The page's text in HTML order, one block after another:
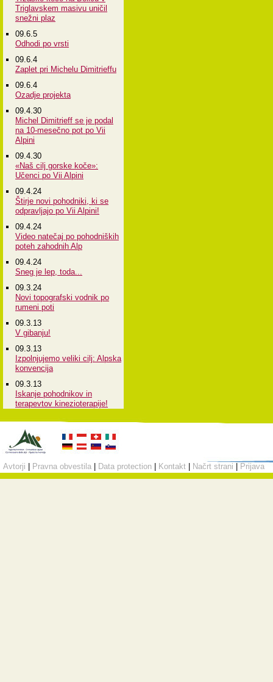
Triglavskem masivu uničil
snežni plaz
09.6.5
Odhodi po vrsti
09.6.4
Zaplet pri Michelu Dimitrieffu
09.6.4
Ozadje projekta
09.4.30
Michel Dimitrieff se je podal
na 10-mesečno pot po Vii
Alpini
09.4.30
«Naš cilj gorske koče»:
Učenci po Vii Alpini
09.4.24
Štirje novi pohodniki, ki se
odpravljajo po Vii Alpini!
09.4.24
Video natečaj po pohodniških
poteh zahodnih Alp
09.4.24
Sneg je lep, toda...
09.3.24
Novi topografski vodnik po
rumeni poti
09.3.13
V gibanju!
09.3.13
Izpolnjujemo veliki cilj: Alpska
konvencija
09.3.13
Iskanje pohodnikov in
terapevtov kinezioterapije!
Avtorji Pravna obvestila Data protection Kontakt Načrt strani Prijava